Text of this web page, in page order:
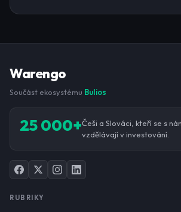
Warengo
Součást ekosystému Bulios
25 000+Češi a Slováci, kteří se s
vzdělávají v investování.
RUBRIKY